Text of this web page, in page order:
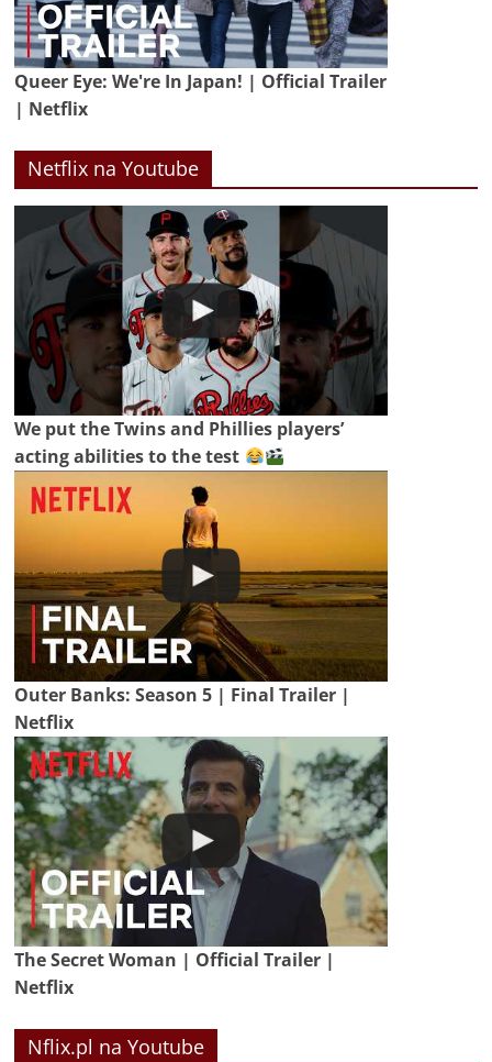
Queer Eye: We're In Japan! | Official Trailer
| Netflix
Netflix na Youtube
We put the Twins and Phillies players’
acting abilities to the test
Outer Banks: Season 5 | Final Trailer |
Netflix
The Secret Woman | Official Trailer |
Netflix
Nflix.pl na Youtube